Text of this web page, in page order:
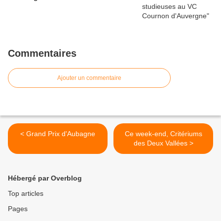
Commentaires
Ajouter un commentaire
< Grand Prix d'Aubagne
Ce week-end, Critériums
des Deux Vallées >
Hébergé par Overblog
Top articles
Pages